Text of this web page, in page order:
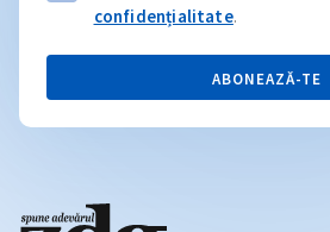
confidențialitate.
ABONEAZĂ-TE